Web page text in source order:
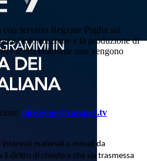
con servizio Regione Puglia sul
l'informazione e la produzione di
scelta editoriale non vengono
direzione@canale7.tv
materiali o morali da
diritto di chiedere che sia trasmessa